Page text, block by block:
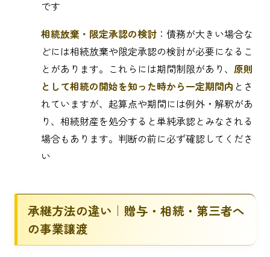
です
相続放棄・限定承認の検討 ：債務が大きい場合な
どには相続放棄や限定承認の検討が必要になるこ
とがあります。これらには期間制限があり、 原則
として相続の開始を知った時から一定期間内 とさ
れていますが、起算点や期間には例外・解釈があ
り、相続財産を処分すると単純承認とみなされる
場合もあります。判断の前に必ず確認してくださ
い
承継方法の違い｜贈与・相続・第三者へ
の事業譲渡